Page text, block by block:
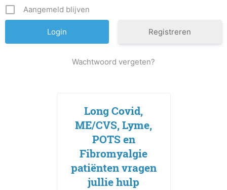
Aangemeld blijven
Registreren
Wachtwoord vergeten?
Long Covid,
ME/CVS, Lyme,
POTS en
Fibromyalgie
patiënten vragen
jullie hulp